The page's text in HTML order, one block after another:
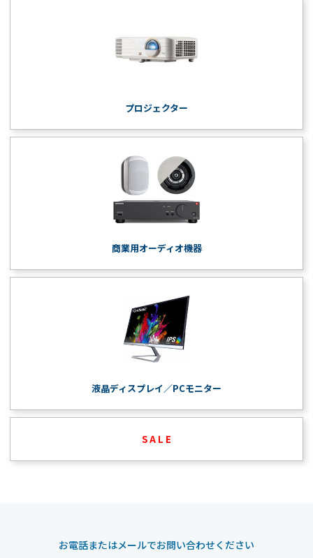
プロジェクター
商業用オーディオ機器
液晶ディスプレイ／PCモニター
S A L E
お電話またはメールでお問い合わせください